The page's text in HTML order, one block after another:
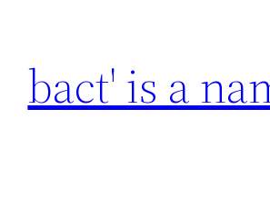
content
bact' is a